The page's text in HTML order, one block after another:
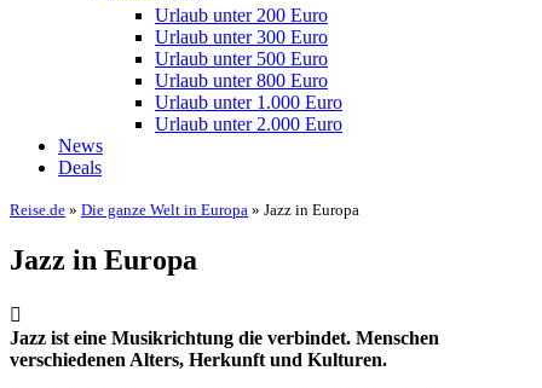
Urlaub unter 200 Euro
Urlaub unter 300 Euro
Urlaub unter 500 Euro
Urlaub unter 800 Euro
Urlaub unter 1.000 Euro
Urlaub unter 2.000 Euro
News
Deals
Reise.de » Die ganze Welt in Europa » Jazz in Europa
Jazz in Europa
Jazz ist eine Musikrichtung die verbindet. Menschen
verschiedenen Alters, Herkunft und Kulturen.